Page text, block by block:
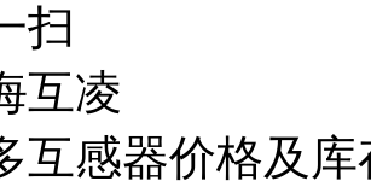
扫
互凌
互感器价格及库